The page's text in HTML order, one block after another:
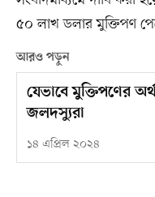
৫০ লাখ ডলার মুক্তিপণ
আরও পড়ুন
যেভাবে মুক্তিপণের
জলদস্যুরা
১৪ এপ্রিল ২০২৪